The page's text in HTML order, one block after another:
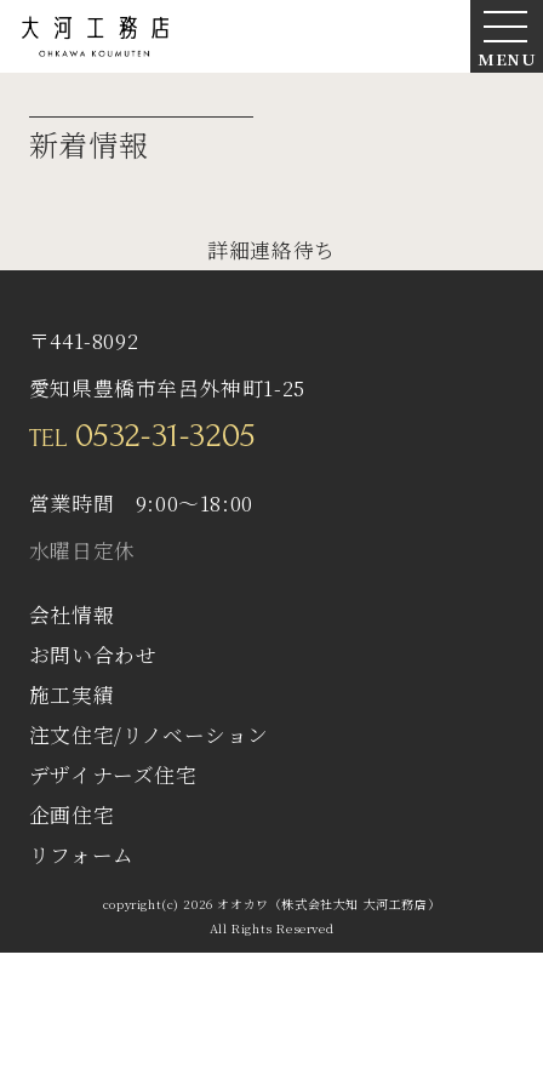
MENU
新着情報
詳細連絡待ち
〒441-8092
愛知県豊橋市牟呂外神町1-25
TEL 0532-31-3205
営業時間 9:00〜18:00
水曜日定休
会社情報
お問い合わせ
施工実績
注文住宅/リノベーション
デザイナーズ住宅
企画住宅
リフォーム
copyright(c) 2026 オオカワ（株式会社大知 大河工務店）
All Rights Reserved